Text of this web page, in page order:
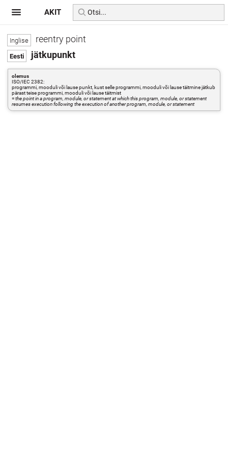
reentry point
jätkupunkt
olemus
ISO/IEC 2382:
programmi, mooduli või lause punkt, kust selle programmi, mooduli või lause täitmine jätkub
pärast teise programmi, mooduli või lause täitmist
=the point in a program, module, or statement at which this program, module, or statement
resumes execution following the execution of another program, module, or statement
AKIT